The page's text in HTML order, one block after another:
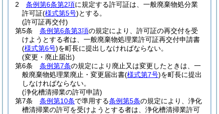
2
条例第6条第2項に規定する許可証は、一般廃棄物処分業
許可証(様式第5号)とする。
(許可証再交付)
第5条
条例第6条第3項の規定により、許可証の再交付を受
けようとする者は、一般廃棄物処理業許可証再交付申請書
(様式第6号)を町長に提出しなければならない。
(変更・廃止届出)
第6条
条例第7条の規定により廃止又は変更したときは、一
般廃棄物処理業廃止・変更届出書(様式第7号)を町長に提出
しなければならない。
(浄化槽清掃業の許可申請)
第7条
条例第10条で準用する条例第5条の規定により、浄化
槽清掃業の許可を受けようとする者は、浄化槽清掃業許可